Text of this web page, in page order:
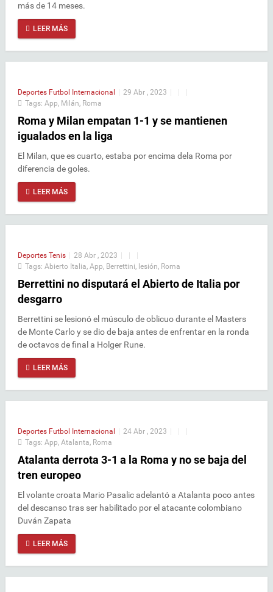
más de 14 meses.
LEER MÁS
Deportes Futbol Internacional | 29 Abr , 2023 | |
|
Tags: App Milán Roma
Roma y Milan empatan 1-1 y se mantienen
igualados en la liga
El Milan, que es cuarto, estaba por encima dela Roma por
diferencia de goles.
LEER MÁS
Deportes Tenis | 28 Abr , 2023 | |
|
Tags: Abierto Italia App Berrettini lesión Roma
Berrettini no disputará el Abierto de Italia por
desgarro
Berrettini se lesionó el músculo de oblicuo durante el Masters
de Monte Carlo y se dio de baja antes de enfrentar en la ronda
de octavos de final a Holger Rune.
LEER MÁS
Deportes Futbol Internacional | 24 Abr , 2023 | |
|
Tags: App Atalanta Roma
Atalanta derrota 3-1 a la Roma y no se baja del
tren europeo
El volante croata Mario Pasalic adelantó a Atalanta poco antes
del descanso tras ser habilitado por el atacante colombiano
Duván Zapata
LEER MÁS